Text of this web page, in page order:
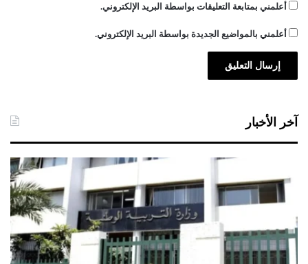
أعلمني بمتابعة التعليقات بواسطة البريد الإلكتروني.
أعلمني بالمواضيع الجديدة بواسطة البريد الإلكتروني.
آخر الأخبار